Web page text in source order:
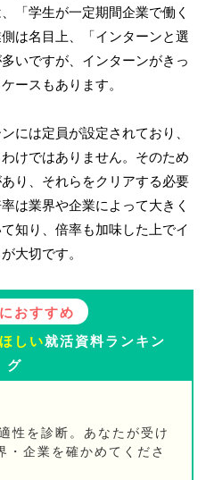
「学生が一定期間企業で働く
は名目上、「インターンと選
いですが、インターンがきっ
ースもあります。
には定員が設定されており、
けではありません。そのため
り、それらをクリアする必要
は業界や企業によって大きく
知り、倍率も加味した上でイ
大切です。
おすすめ
しい就活資料ランキン
グ
性を診断。あなたが受け
・企業を確かめてくださ